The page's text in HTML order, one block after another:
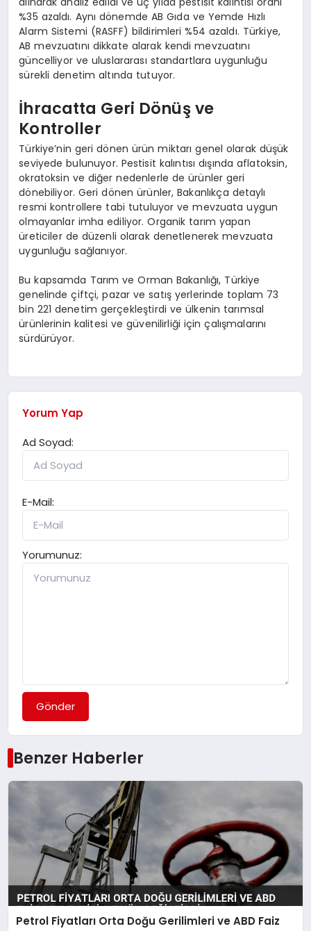
%35 azaldı. Aynı dönemde AB Gıda ve Yemde Hızlı
Alarm Sistemi (RASFF) bildirimleri %54 azaldı. Türkiye,
AB mevzuatını dikkate alarak kendi mevzuatını
güncelliyor ve uluslararası standartlara uygunluğu
sürekli denetim altında tutuyor.
İhracatta Geri Dönüş ve
Kontroller
Türkiye’nin geri dönen ürün miktarı genel olarak düşük
seviyede bulunuyor. Pestisit kalıntısı dışında aflatoksin,
okratoksin ve diğer nedenlerle de ürünler geri
dönebiliyor. Geri dönen ürünler, Bakanlıkça detaylı
resmi kontrollere tabi tutuluyor ve mevzuata uygun
olmayanlar imha ediliyor. Organik tarım yapan
üreticiler de düzenli olarak denetlenerek mevzuata
uygunluğu sağlanıyor.
Bu kapsamda Tarım ve Orman Bakanlığı, Türkiye
genelinde çiftçi, pazar ve satış yerlerinde toplam 73
bin 221 denetim gerçekleştirdi ve ülkenin tarımsal
ürünlerinin kalitesi ve güvenilirliği için çalışmalarını
sürdürüyor.
Yorum Yap
Ad Soyad:
E-Mail:
Yorumunuz:
Gönder
Benzer Haberler
Petrol Fiyatları Orta Doğu Gerilimleri ve ABD Faiz